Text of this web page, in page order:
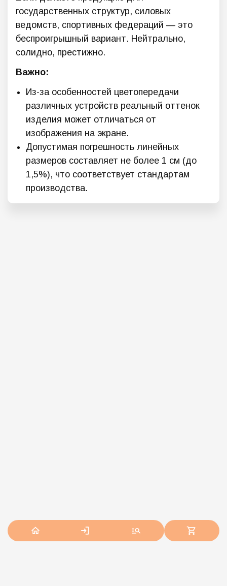
государственных структур, силовых
ведомств, спортивных федераций — это
беспроигрышный вариант. Нейтрально,
солидно, престижно.
Важно:
Из-за особенностей цветопередачи
различных устройств реальный оттенок
изделия может отличаться от
изображения на экране.
Допустимая погрешность линейных
размеров составляет не более 1 см (до
1,5%), что соответствует стандартам
производства.